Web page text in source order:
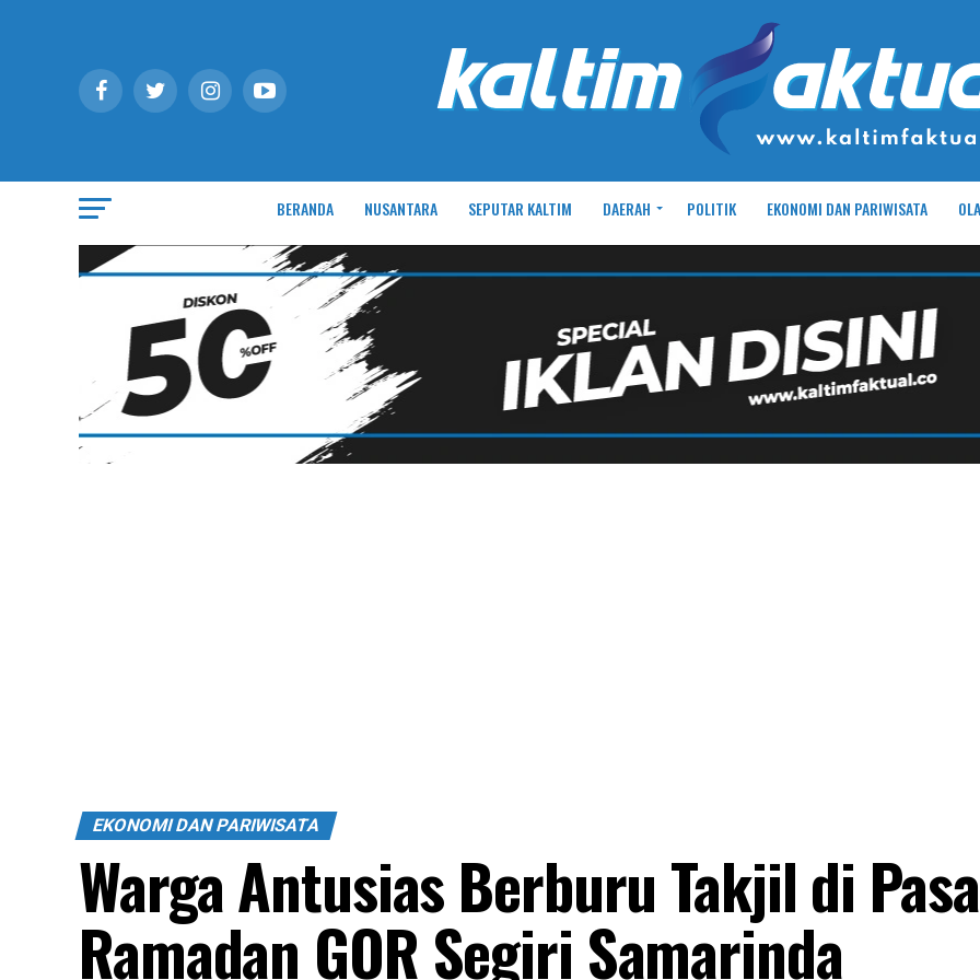
BERANDA NUSANTARA SEPUTAR KALTIM DAERAH POLITIK EKONOMI DAN PARIWISATA
EKONOMI DAN PARIWISATA
Warga Antusias Berburu Takjil di
Ramadan GOR Segiri Samarinda